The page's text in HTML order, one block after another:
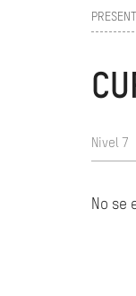
Nivel 7
No se